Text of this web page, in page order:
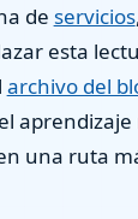
de servicios
esta
archivo del
una ruta